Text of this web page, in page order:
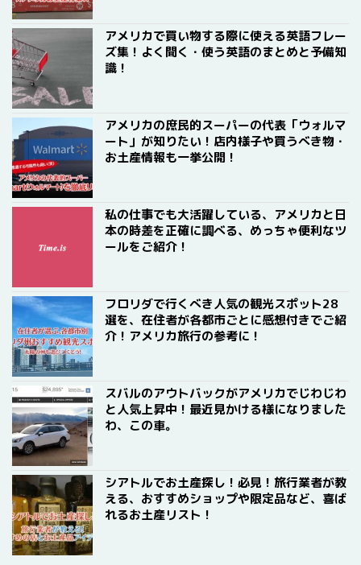
アメリカで買い物する際に使える英語フレー
ズ集！よく聞く・使う英語のまとめと予備知
識！
アメリカの庶民的スーパーの代表「ウォルマ
ート」が知りたい！店内様子や買うべき物・
お土産情報も一挙公開！
私の仕事でも大活躍している、アメリカと日
本の時差を正確に調べる、めっちゃ便利なツ
ールをご紹介！
フロリダで行くべき人気の観光スポット28
選を、在住者が各都市ごとに感想付きでご紹
介！アメリカ旅行の参考に！
スバルのアウトバックがアメリカでじわじわ
と人気上昇中！最近見かける様になりました
わ、この車。
シアトルでお土産探し！必見！旅行業者が教
える、おすすめショップや限定品など、喜ば
れるお土産リスト！